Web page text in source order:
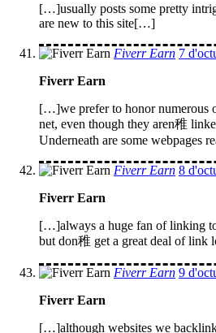
[…]usually posts some pretty
are new to this site[…]
Fiverr Earn 7
Fiverr Earn
[…]we prefer to honor numerous
net, even though they aren稚
Underneath are some
Fiverr Earn 8
Fiverr Earn
[…]always a huge fan of linking
but don稚 get a great deal of
Fiverr Earn 9
Fiverr Earn
[…]although websites we